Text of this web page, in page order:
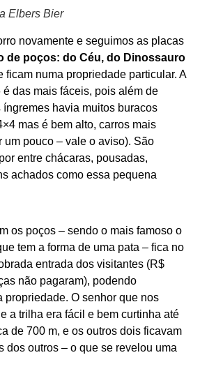
Elbers Bier
novamente e seguimos as placas
de poços: do Céu, do Dinossauro
ficam numa propriedade particular. A
das mais fáceis, pois além de
havia muitos buracos
mas é bem alto, carros mais
um pouco – vale o aviso). São
entre chácaras, pousadas,
achados como essa pequena
os poços – sendo o mais famoso o
tem a forma de uma pata – fica no
entrada dos visitantes (R$
não pagaram), podendo
propriedade. O senhor que nos
a trilha era fácil e bem curtinha até
de 700 m, e os outros dois ficavam
dos outros – o que se revelou uma